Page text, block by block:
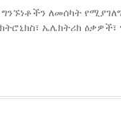
ለመሰካት
ኤሌክትሪክ